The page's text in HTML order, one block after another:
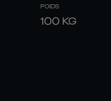
POIDS
100 KG